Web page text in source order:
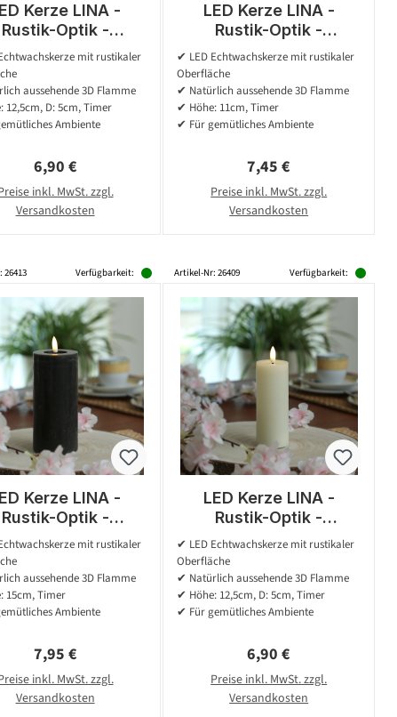
Kerze LINA -
Rustik-Optik -
- H: 12,5cm
5cm - Batterie -
Timer - grau
mit rustikaler
aussehende 3D Flamme
12,5cm, D: 5cm, Timer
Ambiente
Regulärer Preis:
6,90 €
inkl. MwSt. zzgl.
Versandkosten
LED Kerze LINA -
Rustik-Optik -
Echtwachs - 3D
Flamme - H: 11cm - D:
7cm - Batterie - Timer
- grau
✔ LED Echtwachskerze mit rustikaler
Oberfläche
✔ Natürlich aussehende 3D Flamme
✔ Höhe: 11cm, Timer
✔ Für gemütliches Ambiente
Regulärer Preis:
7,45 €
Preise inkl. MwSt. zzgl.
Versandkosten
Verfügbarkeit:
Kerze LINA -
Rustik-Optik -
- H: 15cm -
7cm - Batterie -
- schwarz
mit rustikaler
aussehende 3D Flamme
15cm, Timer
Ambiente
Regulärer Preis:
7,95 €
inkl. MwSt. zzgl.
Versandkosten
Artikel-Nr: 26409 Verfügbarkeit:
LED Kerze LINA -
Rustik-Optik -
Echtwachs - H: 12,5cm
- D: 5cm - Batterie -
Timer - creme
✔ LED Echtwachskerze mit rustikaler
Oberfläche
✔ Natürlich aussehende 3D Flamme
✔ Höhe: 12,5cm, D: 5cm, Timer
✔ Für gemütliches Ambiente
Regulärer Preis:
6,90 €
Preise inkl. MwSt. zzgl.
Versandkosten